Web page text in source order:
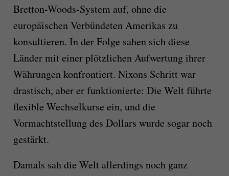
Bretton-Woods-System auf, ohne die
europäischen Verbündeten Amerikas zu
konsultieren. In der Folge sahen sich diese
Länder mit einer plötzlichen Aufwertung ihrer
Währungen konfrontiert. Nixons Schritt war
drastisch, aber er funktionierte: Die Welt führte
flexible Wechselkurse ein, und die
Vormachtstellung des Dollars wurde sogar noch
gestärkt.
Damals sah die Welt allerdings noch ganz